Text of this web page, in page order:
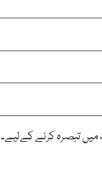
میں تبصرہ کرنے کےلیے۔